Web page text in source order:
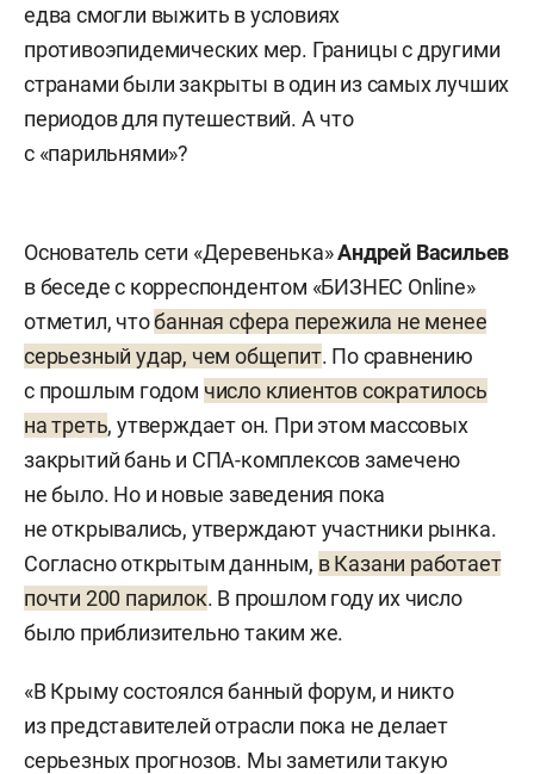
едва смогли выжить в условиях
противоэпидемических мер. Границы с другими
странами были закрыты в один из самых лучших
периодов для путешествий. А что
с «парильнями»?
Основатель сети «Деревенька»Андрей Васильев
в беседе с корреспондентом «БИЗНЕС Online»
отметил, чтобанная сфера пережила не менее
серьезный удар, чем общепит. По сравнению
с прошлым годом число клиентов сократилось
на треть, утверждает он. При этом массовых
закрытий бань и СПА-комплексов замечено
не было. Но и новые заведения пока
не открывались, утверждают участники рынка.
Согласно открытым данным, в Казани работает
почти 200 парилок. В прошлом году их число
было приблизительно таким же.
«В Крыму состоялся банный форум, и никто
из представителей отрасли пока не делает
серьезных прогнозов. Мы заметили такую